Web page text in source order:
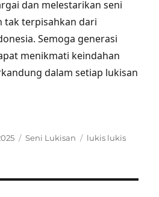
dan melestarikan seni
tak terpisahkan dari
Semoga generasi
menikmati keindahan
dalam setiap lukisan
Categories
Seni Lukisan Tags
lukis lukis